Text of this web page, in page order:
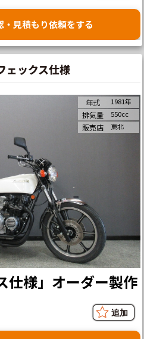
・見積もり依頼をする
ェックス仕様
年式 1981年
排気量 550cc
販売店 東北
仕様」オーダー製作